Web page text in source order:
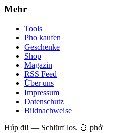
Mehr
Tools
Pho kaufen
Geschenke
Shop
Magazin
RSS Feed
Über uns
Impressum
Datenschutz
Bildnachweise
Húp đi! — Schlürf los. 🍜 phở